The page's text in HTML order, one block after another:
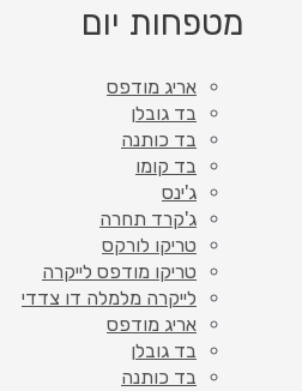
מטפחות יום
אריג מודפס
בד גובלן
בד כותנה
בד קומו
ג'ינס
ג'קרד תחרה
טריקו לורקס
טריקו מודפס לייקרה
לייקרה מלמלה דו צדדי
אריג מודפס
בד גובלן
בד כותנה